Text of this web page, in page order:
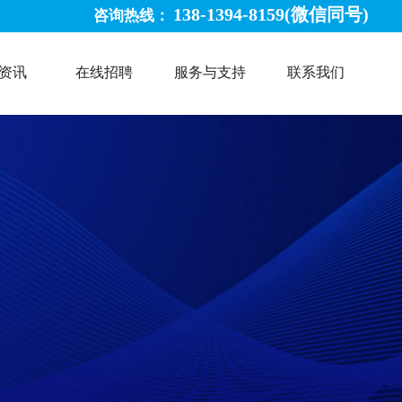
咨询热线： 138-1394-8159(微信同号)
讯 在线招聘 服务与支持 联系我们